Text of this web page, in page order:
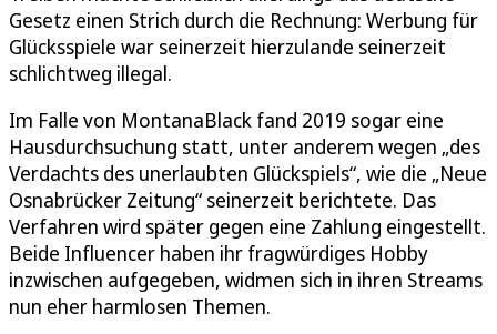
Gesetz einen Strich durch die Rechnung: Werbung für
Glücksspiele war seinerzeit hierzulande seinerzeit
schlichtweg illegal.
Im Falle von MontanaBlack fand 2019 sogar eine
Hausdurchsuchung statt, unter anderem wegen „des
Verdachts des unerlaubten Glückspiels“, wie die „Neue
Osnabrücker Zeitung“ seinerzeit berichtete. Das
Verfahren wird später gegen eine Zahlung eingestellt.
Beide Influencer haben ihr fragwürdiges Hobby
inzwischen aufgegeben, widmen sich in ihren Streams
nun eher harmlosen Themen.